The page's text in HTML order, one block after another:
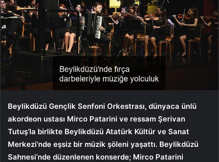
Beylikdüzü Gençlik Senfoni Orkestrası, dünyaca ünlü
akordeon ustası Mirco Patarini ve ressam Şerivan
Tutuş’la birlikte Beylikdüzü Atatürk Kültür ve Sanat
Merkezi’nde eşsiz bir müzik şöleni yaşattı. Beylikdüzü
Sahnesi’nde düzenlenen konserde; Mirco Patarini